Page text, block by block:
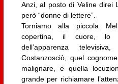
Anzi, al posto di Veline direi
però “donne di lettere”.
Torniamo alla piccola
copertina, il cuore, lo
dell’apparenza
Costanzosciò, quel
malignare, e quella
grande per richiamare